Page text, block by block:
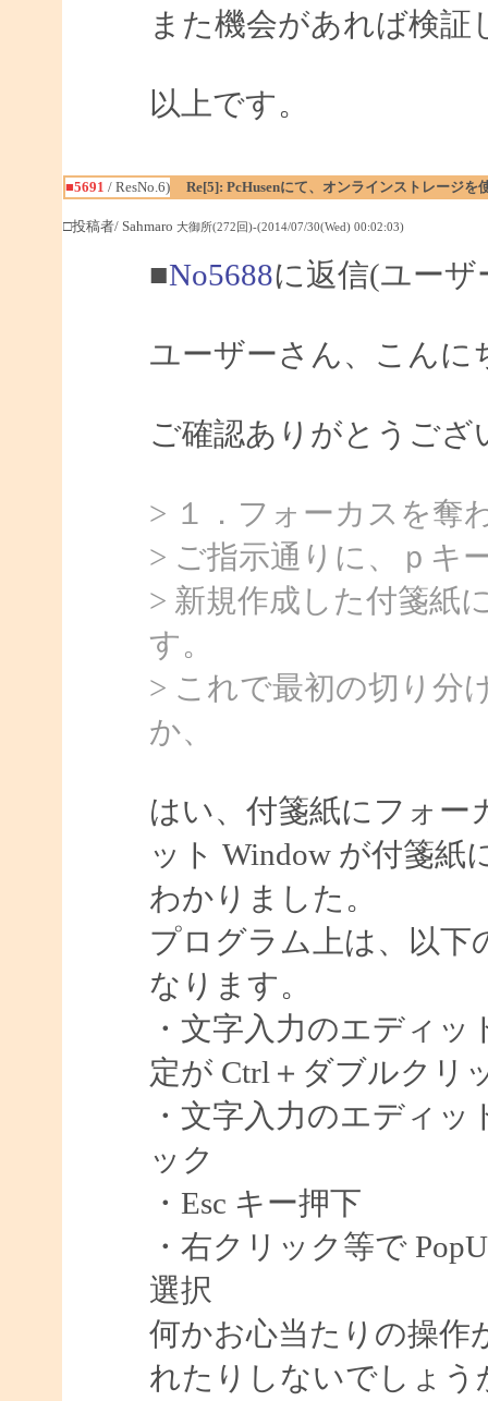
また機会があれば検証
以上です。
■5691 / ResNo.6) Re[5]: PcHusenにて、オンラインストレージを
□投稿者/ Sahmaro 大御所(272回)-(2014/07/30(Wed) 00:02:03)
■No5688に返信(ユー
ユーザーさん、こんに
ご確認ありがとうござ
> １．フォーカスを奪
> ご指示通りに、ｐキ
> 新規作成した付箋紙
す。
> これで最初の切り分
か、
はい、付箋紙にフォー
ット Window が付箋
わかりました。
プログラム上は、以
なります。
・文字入力のエディ
定が Ctrl＋ダブルクリ
・文字入力のエディ
ック
・Esc キー押下
・右クリック等で
選択
何かお心当たりの操作
れたりしないでしょう